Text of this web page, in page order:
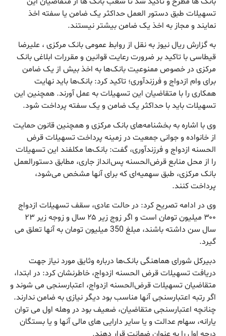
تسهیلات طبق دستور العمل حداکثر یک ضامن یا سفته اخذ
نمایند و مجاز به اخذ یک ضامن بیشتر نیستند.
به گزارش ریال نیوز به نقل از روابط عمومی بانک مرکزی ، علیرضا
قیطاسی با تاکید بر ضرورت رعایت قوانین و مقررات ابلاغی بانک
مرکزی در خصوص ممنوعیت بانک‌ها به اخذ بیش از یک ضامن
برای وام ازدواج و فرزندآوری؛ تاکید کرد: بانک‌ها باید نهایت
همکاری را با متقاضیان این تسهیلات به عمل آورند. همچنین این
تسهیلات باید با حداکثر یک ضامن و یک سفته پرداخت شود.
وی با اشاره به بخشنامه‌های بانک مرکزی و همچنین قانون حمایت
از خانواده و جوانی جمعیت در زمینه پرداخت تسهیلات قرض
الحسنه ازدواج و فرزندآوری، گفت: بانک‌ها مکلفند این تسهیلات
را از محل منابع قرض‌الحسنه پس‌انداز جاری، مطابق دستورالعمل
بانک مرکزی، طبق سهمیه‌ای که برای آنها مشخص می‌شود،
پرداخت کنند.
وی در ادامه تصریح کرد: در حالت عادی، سقف تسهیلات ازدواج
۳۰۰ میلیون تومان است و اگر زوج زیر ۲۵ سال و زوجه زیر ۲۳
سال سن داشته باشند، مبلغ 350 میلیون تومان به آنها تعلق می
گیرد.
دبیرکل شورای هماهنگی بانک‌ها درباره وثایق مورد نیاز جهت
دریافت تسهیلات قرض الحسنه ازدواج، خاطرنشان کرد: در ابتدا،
متقاضیان تسهیلات قرض‌الحسنه ازدواج، اعتبارسنجی می شوند و
اگر رتبه اعتبارسنجی آنها مناسب بود دیگر نیازی به ضامن ندارند.
چنانچه اعتبارسنجی متقاضیان، ضعیف بود در وهله اول می توان
یارانه، سهام عدالت و یا سایر دارایی های مالی آنها و یا بستگان